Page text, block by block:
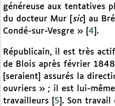
généreuse aux tentatives
du docteur Mur [ sic] au
Condé-sur-Vesgre »
4 .
Républicain, il est très
de Blois après février
[seraient] assurés la
ouvriers » ; il est lui-
travailleurs
5 . Son travail